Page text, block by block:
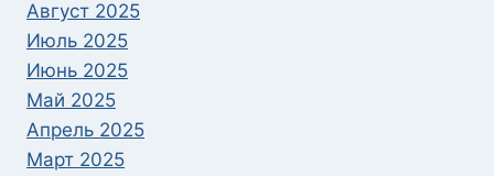
Август 2025
Июль 2025
Июнь 2025
Май 2025
Апрель 2025
Март 2025